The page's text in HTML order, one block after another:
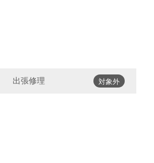
出張修理 対象外